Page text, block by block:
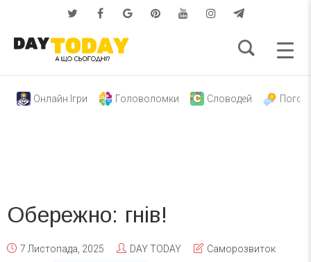
Онлайн Ігри Головоломки Словодей
Обережно: гнів!
7 Листопада, 2025 DAY TODAY
Саморозвиток